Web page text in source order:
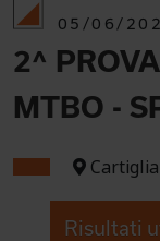
05/06/
2^
MTBO -
Risultati